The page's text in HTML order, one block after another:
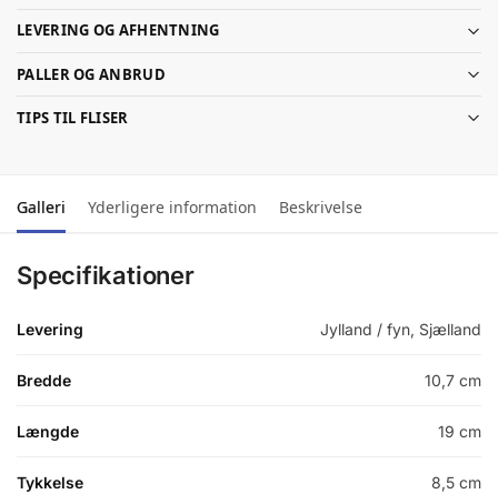
LEVERING OG AFHENTNING
PALLER OG ANBRUD
TIPS TIL FLISER
Galleri Yderligere information Beskrivelse
Specifikationer
Levering Jylland / fyn, Sjælland
Bredde 10,7 cm
Længde 19 cm
Tykkelse 8,5 cm